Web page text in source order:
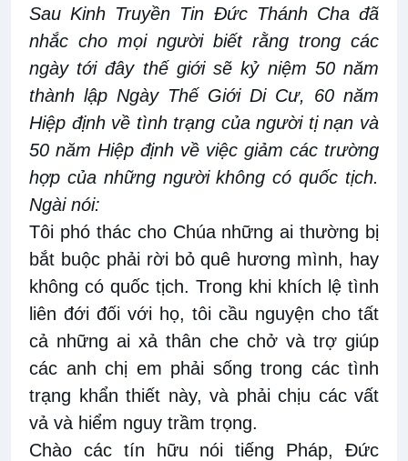
Sau Kinh Truyền Tin Đức Thánh Cha đã
nhắc cho mọi người biết rằng trong các
ngày tới đây thế giới sẽ kỷ niệm 50 năm
thành lập Ngày Thế Giới Di Cư, 60 năm
Hiệp định về tình trạng của người tị nạn và
50 năm Hiệp định về việc giảm các trường
hợp của những người không có quốc tịch.
Ngài nói:
Tôi phó thác cho Chúa những ai thường bị
bắt buộc phải rời bỏ quê hương mình, hay
không có quốc tịch. Trong khi khích lệ tình
liên đới đối với họ, tôi cầu nguyện cho tất
cả những ai xả thân che chở và trợ giúp
các anh chị em phải sống trong các tình
trạng khẩn thiết này, và phải chịu các vất
vả và hiểm nguy trầm trọng.
Chào các tín hữu nói tiếng Pháp, Đức